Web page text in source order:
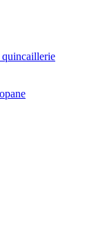
quincaillerie